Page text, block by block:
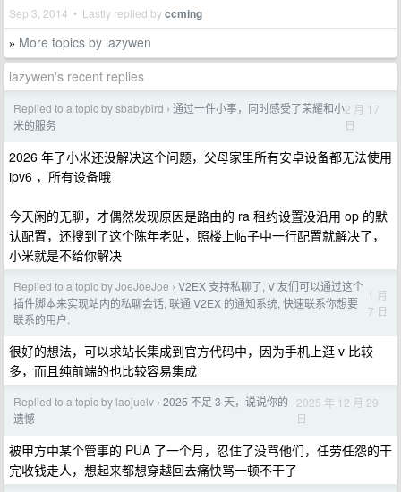
Sep 3, 2014 • Lastly replied byccming
» More topics by lazywen
lazywen's recent replies
Replied to a topic by sbabybird › 通过一件小事，同时感受了荣耀和小
米的服务
2 月 17
日
2026 年了小米还没解决这个问题，父母家里所有安卓设备都无法使用
ipv6 ，所有设备哦
今天闲的无聊，才偶然发现原因是路由的 ra 租约设置没沿用 op 的默
认配置，还搜到了这个陈年老贴，照楼上帖子中一行配置就解决了，
小米就是不给你解决
Replied to a topic by JoeJoeJoe › V2EX 支持私聊了, V 友们可以通过这个
插件脚本来实现站内的私聊会话, 联通 V2EX 的通知系统, 快速联系你想要
联系的用户.
1 月
7 日
很好的想法，可以求站长集成到官方代码中，因为手机上逛 v 比较
多，而且纯前端的也比较容易集成
Replied to a topic by laojuelv › 2025 不足 3 天，说说你的
遗憾
2025 年 12 月 29
日
被甲方中某个管事的 PUA 了一个月，忍住了没骂他们，任劳任怨的干
完收钱走人，想起来都想穿越回去痛快骂一顿不干了